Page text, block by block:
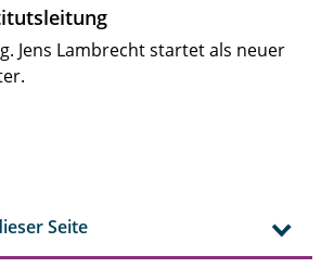
Jens Lambrecht startet als neuer
Seite